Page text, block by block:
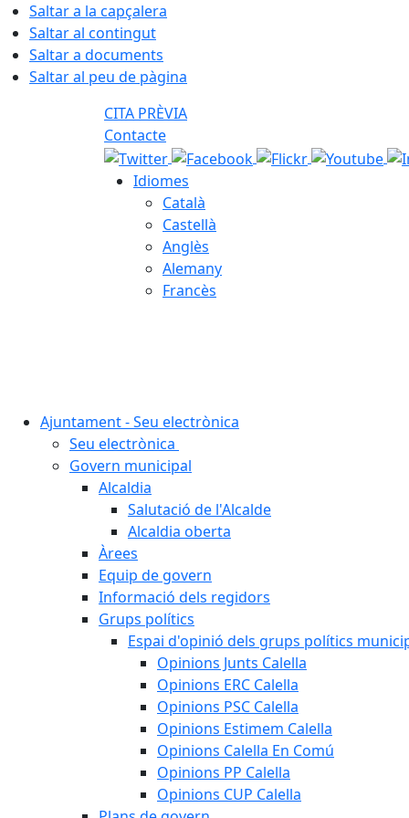
Saltar a la capçalera
Saltar al contingut
Saltar a documents
Saltar al peu de pàgina
CITA PRÈVIA
Contacte
Idiomes
Català
Castellà
Anglès
Alemany
Francès
Ajuntament - Seu electrònica
Seu electrònica
Govern municipal
Alcaldia
Salutació de l'Alcalde
Alcaldia oberta
Àrees
Equip de govern
Informació dels regidors
Grups polítics
Espai d'opinió dels grups polítics
Opinions Junts Calella
Opinions ERC Calella
Opinions PSC Calella
Opinions Estimem Calella
Opinions Calella En Comú
Opinions PP Calella
Opinions CUP Calella